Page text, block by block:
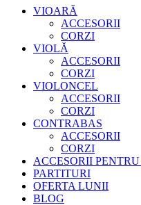
VIOARĂ
ACCESORII
CORZI
VIOLĂ
ACCESORII
CORZI
VIOLONCEL
ACCESORII
CORZI
CONTRABAS
ACCESORII
CORZI
ACCESORII
PARTITURI
OFERTA LUNII
BLOG